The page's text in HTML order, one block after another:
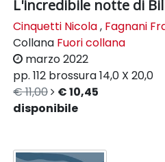
L'incredibile notte di
Cinquetti Nicola, Fagnani
Collana Fuori collana
marzo 2022
pp. 112 brossura14,0 X 20,0
€ 11,00
€ 10,45
disponibile